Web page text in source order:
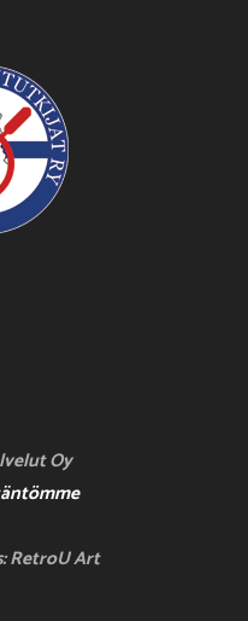
Oy
RetroU Art